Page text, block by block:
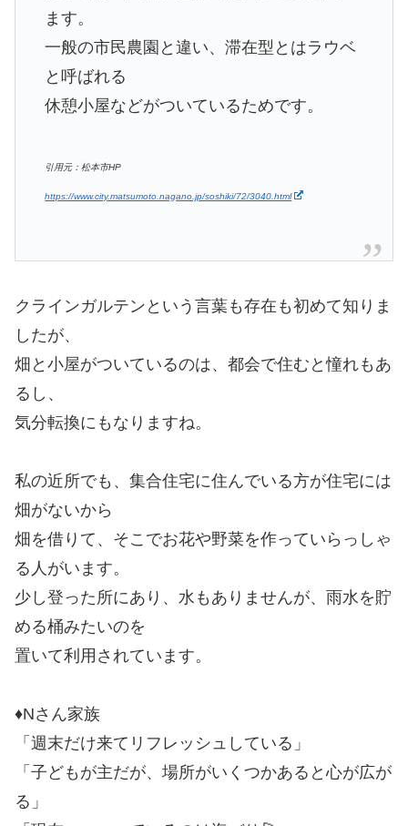
ます。
一般の市民農園と違い、滞在型とはラウベ
と呼ばれる
休憩小屋などがついているためです。
引用元：松本市HP
https://www.city.matsumoto.nagano.jp/soshiki/72/3040.html
クラインガルテンという言葉も存在も初めて知りま
したが、
畑と小屋がついているのは、都会で住むと憧れもあ
るし、
気分転換にもなりますね。
私の近所でも、集合住宅に住んでいる方が住宅には
畑がないから
畑を借りて、そこでお花や野菜を作っていらっしゃ
る人がいます。
少し登った所にあり、水もありませんが、雨水を貯
める桶みたいのを
置いて利用されています。
♦Nさん家族
「週末だけ来てリフレッシュしている」
「子どもが主だが、場所がいくつかあると心が広が
る」